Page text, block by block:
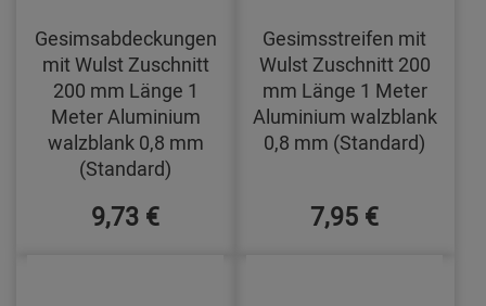
Gesimsabdeckungen
mit Wulst Zuschnitt
200 mm Länge 1
Meter Aluminium
walzblank 0,8 mm
(Standard)
9,73 €
Gesimsstreifen mit
Wulst Zuschnitt 200
mm Länge 1 Meter
Aluminium walzblank
0,8 mm (Standard)
7,95 €